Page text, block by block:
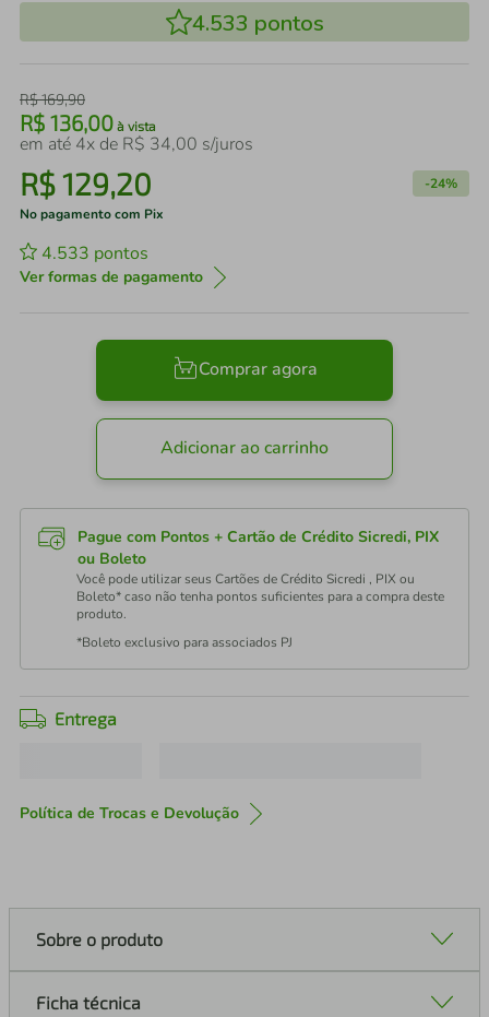
4.533 pontos
R$169,90
R$ 136,00 à vista
em até 4x de R$ 34,00 s/juros
R$129,20 -24%
No pagamento com Pix
4.533 pontos
Ver formas de pagamento
Comprar agora
Adicionar ao carrinho
Pague com Pontos + Cartão de Crédito Sicredi, PIX
ou Boleto
Você pode utilizar seus Cartões de Crédito Sicredi , PIX ou
Boleto* caso não tenha pontos suficientes para a compra deste
produto.
*Boleto exclusivo para associados PJ
Entrega
Política de Trocas e Devolução
Sobre o produto
Ficha técnica